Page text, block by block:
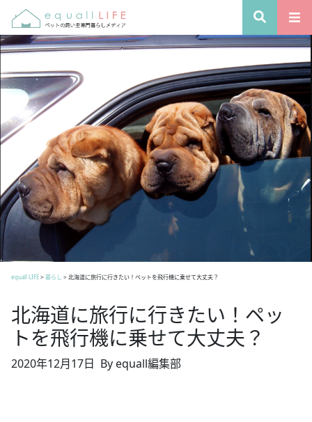
equall LIFE> 暮らし > 北海道に旅行に行きたい！ペットを飛行機に乗せて大丈夫？
北海道に旅行に行きたい！ペッ
トを飛行機に乗せて大丈夫？
2020年12月17日 By equall編集部